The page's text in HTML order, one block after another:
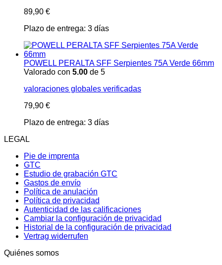
89,90 €
Plazo de entrega: 3 días
POWELL PERALTA SFF Serpientes 75A Verde 66mm
Valorado con 5.00 de 5
valoraciones globales verificadas
79,90 €
Plazo de entrega: 3 días
LEGAL
Pie de imprenta
GTC
Estudio de grabación GTC
Gastos de envío
Política de anulación
Política de privacidad
Autenticidad de las calificaciones
Cambiar la configuración de privacidad
Historial de la configuración de privacidad
Vertrag widerrufen
Quiénes somos